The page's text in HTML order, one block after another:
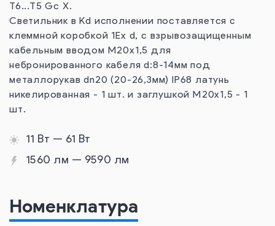
T6...T5 Gc X.
Светильник в Kd исполнении поставляется с
клеммной коробкой 1Ех d, с взрывозащищенным
кабельным вводом М20х1,5 для
небронированного кабеля d:8-14мм под
металлорукав dn20 (20-26,3мм) IP68 латунь
никелированная - 1 шт. и заглушкой М20х1,5 - 1
шт.
11 Вт — 61 Вт
1560 лм — 9590 лм
Номенклатура